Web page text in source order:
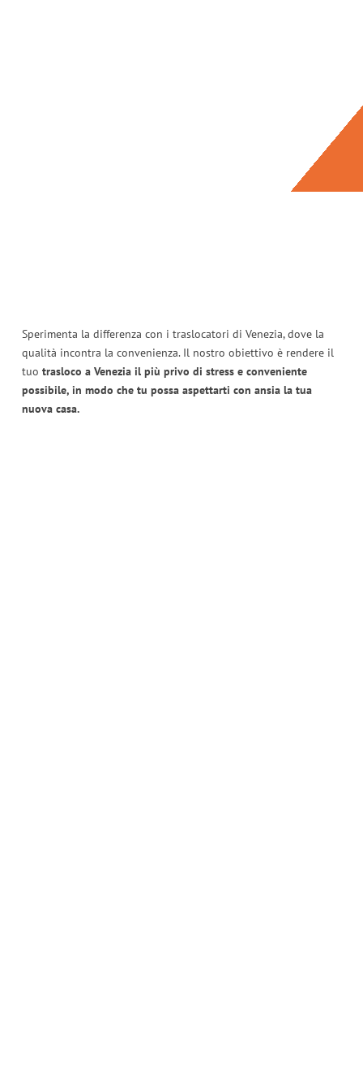
Sperimenta la differenza con i traslocatori di Venezia, dove la
qualità incontra la convenienza. Il nostro obiettivo è rendere il
tuo trasloco a Venezia il più privo di stress e conveniente
possibile, in modo che tu possa aspettarti con ansia la tua
nuova casa.